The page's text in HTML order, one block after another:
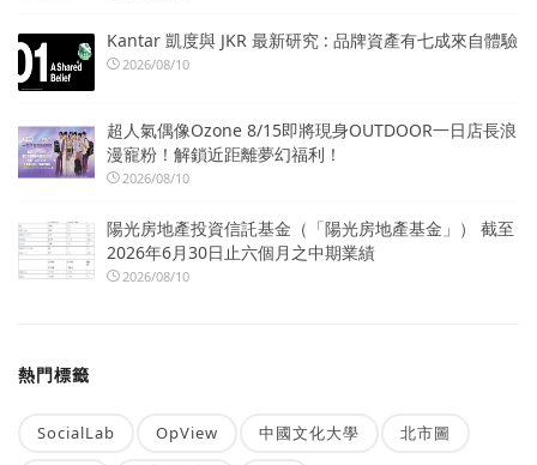
Kantar 凱度與 JKR 最新研究 : 品牌資產有七成來自體驗
2026/08/10
超人氣偶像Ozone 8/15即將現身OUTDOOR一日店長浪
漫寵粉！解鎖近距離夢幻福利！
2026/08/10
陽光房地產投資信託基金（「陽光房地產基金」） 截至
2026年6月30日止六個月之中期業績
2026/08/10
熱門標籤
SocialLab OpView 中國文化大學 北市圖